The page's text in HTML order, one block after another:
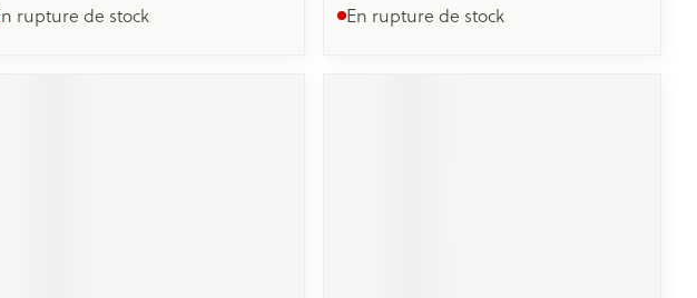
rupture de stock En rupture de stock